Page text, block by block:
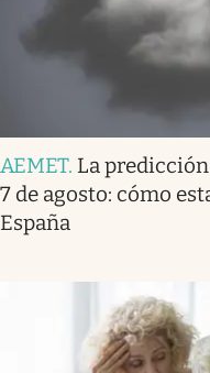
AEMET. La
7 de agosto: cómo
España